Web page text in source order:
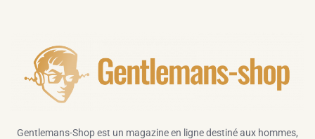
Gentlemans-Shop est un magazine en ligne destiné aux hommes,